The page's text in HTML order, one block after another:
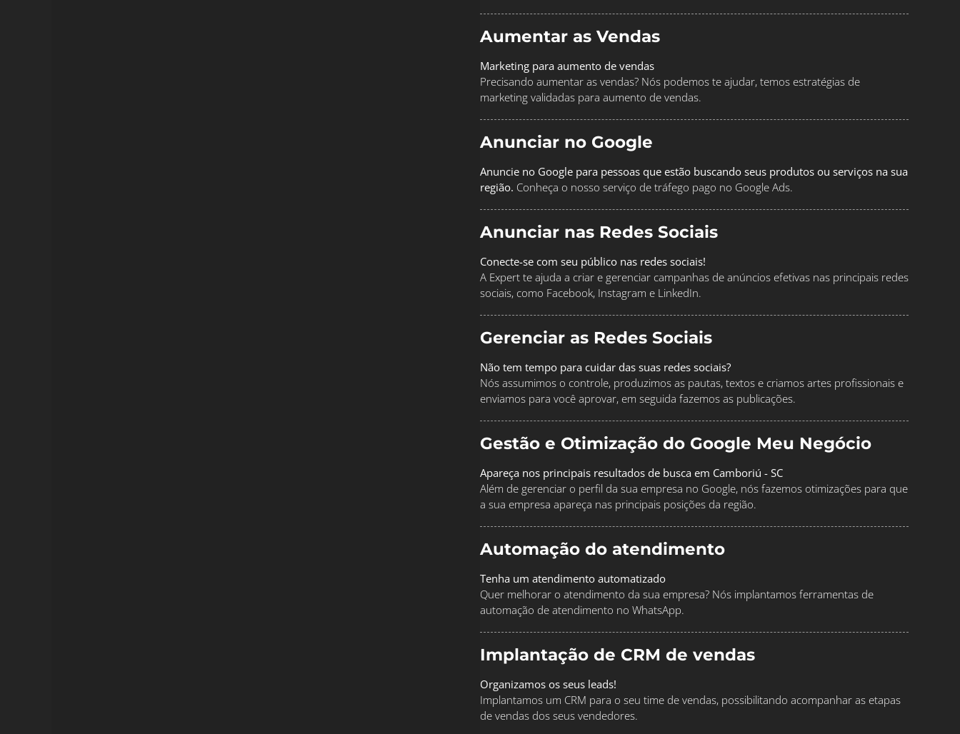
Aumentar as Vendas
Marketing para aumento de vendas
Precisando aumentar as vendas? Nós podemos te ajudar, temos estratégias de
marketing validadas para aumento de vendas.
Anunciar no Google
Anuncie no Google para pessoas que estão buscando seus produtos ou serviços na sua
região. Conheça o nosso serviço de tráfego pago no Google Ads.
Anunciar nas Redes Sociais
Conecte-se com seu público nas redes sociais!
A Expert te ajuda a criar e gerenciar campanhas de anúncios efetivas nas principais redes
sociais, como Facebook, Instagram e LinkedIn.
Gerenciar as Redes Sociais
Não tem tempo para cuidar das suas redes sociais?
Nós assumimos o controle, produzimos as pautas, textos e criamos artes profissionais e
enviamos para você aprovar, em seguida fazemos as publicações.
Gestão e Otimização do Google Meu Negócio
Apareça nos principais resultados de busca em Camboriú - SC
Além de gerenciar o perfil da sua empresa no Google, nós fazemos otimizações para que
a sua empresa apareça nas principais posições da região.
Automação do atendimento
Tenha um atendimento automatizado
Quer melhorar o atendimento da sua empresa? Nós implantamos ferramentas de
automação de atendimento no WhatsApp.
Implantação de CRM de vendas
Organizamos os seus leads!
Implantamos um CRM para o seu time de vendas, possibilitando acompanhar as etapas
de vendas dos seus vendedores.